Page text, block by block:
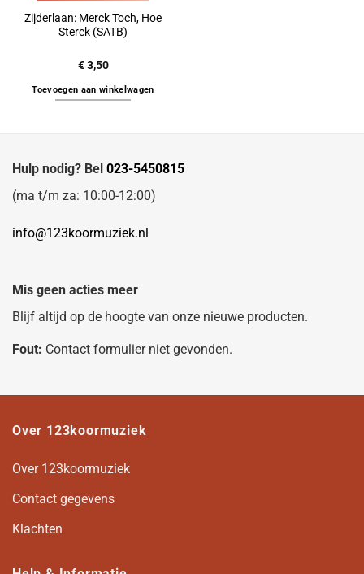
Zijderlaan: Merck Toch, Hoe
Sterck (SATB)
€3,50
Toevoegen aan winkelwagen
Hulp nodig? Bel 023-5450815
(ma t/m za: 10:00-12:00)
info@123koormuziek.nl
Mis geen acties meer
Blijf altijd op de hoogte van onze nieuwe producten.
Fout: Contact formulier niet gevonden.
Over 123koormuziek
Over 123koormuziek
Contact gegevens
Klachten